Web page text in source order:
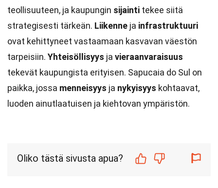
teollisuuteen, ja kaupungin sijainti tekee siitä
strategisesti tärkeän. Liikenne ja infrastruktuuri
ovat kehittyneet vastaamaan kasvavan väestön
tarpeisiin. Yhteisöllisyys ja vieraanvaraisuus
tekevät kaupungista erityisen. Sapucaia do Sul on
paikka, jossa menneisyys ja nykyisyys kohtaavat,
luoden ainutlaatuisen ja kiehtovan ympäristön.
Oliko tästä sivusta apua?